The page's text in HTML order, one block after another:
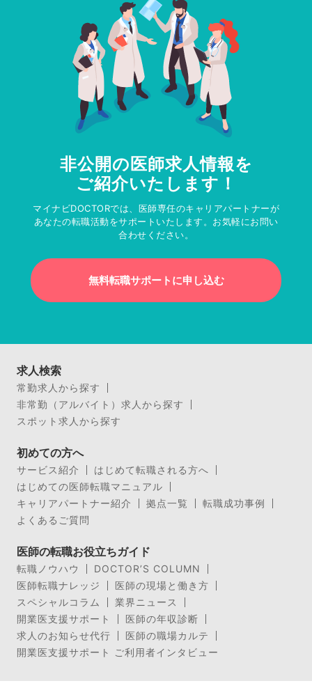
非公開の医師求人情報を
ご紹介いたします！
マイナビDOCTORでは、医師専任のキャリアパートナーが
あなたの転職活動をサポートいたします。お気軽にお問い
合わせください。
無料転職サポートに申し込む
求人検索
常勤求人から探す
非常勤（アルバイト）求人から探す
スポット求人から探す
初めての方へ
サービス紹介
はじめて転職される方へ
はじめての医師転職マニュアル
キャリアパートナー紹介
拠点一覧
転職成功事例
よくあるご質問
医師の転職お役立ちガイド
転職ノウハウ
DOCTOR’S COLUMN
医師転職ナレッジ
医師の現場と働き方
スペシャルコラム
業界ニュース
開業医支援サポート
医師の年収診断
求人のお知らせ代行
医師の職場カルテ
開業医支援サポート ご利用者インタビュー